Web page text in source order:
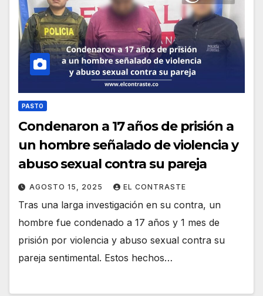
PASTO
Condenaron a 17 años de prisión a
un hombre señalado de violencia y
abuso sexual contra su pareja
AGOSTO 15, 2025 EL CONTRASTE
Tras una larga investigación en su contra, un
hombre fue condenado a 17 años y 1 mes de
prisión por violencia y abuso sexual contra su
pareja sentimental. Estos hechos…